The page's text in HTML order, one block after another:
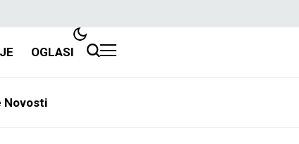
OGLASI
Novosti